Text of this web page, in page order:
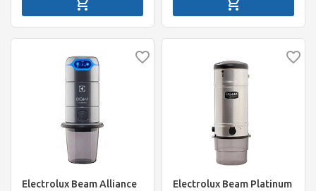
Electrolux Beam Alliance
Electrolux Beam Platinum